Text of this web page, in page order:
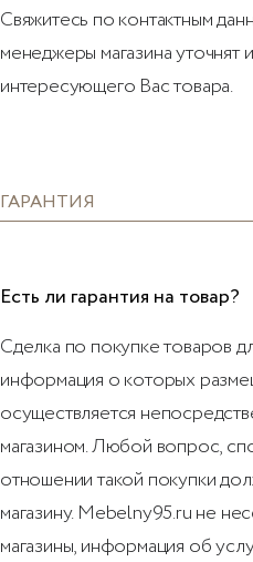
Свяжитесь по контактным
менеджеры магазина
интересующего Вас товара.
ГАРАНТИЯ
Есть ли гарантия на товар?
Сделка по покупке товаров
информация о которых
осуществляется
магазином. Любой вопрос,
отношении такой покупки
магазину. Mebelny95.ru не
магазины, информация об